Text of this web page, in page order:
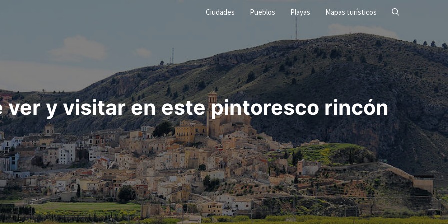
Ciudades Pueblos Playas Mapas turísticos
ver y visitar en este pintoresco rincón